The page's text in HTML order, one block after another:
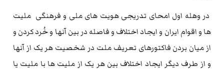
در وهله اول امحای تدریجی هویت های ملی و فرهنگی ملیت
ها و اقوام ایران و ایجاد اختلاف و فاصله در بین آنها و خُرد کردن و
از میان بردن فاکتورهای تعریف ملت در شخصیت هر یک از آنها
و از طرف دیگر ایجاد اختلاف بین هر یک از ملیت ها با ملیت یا